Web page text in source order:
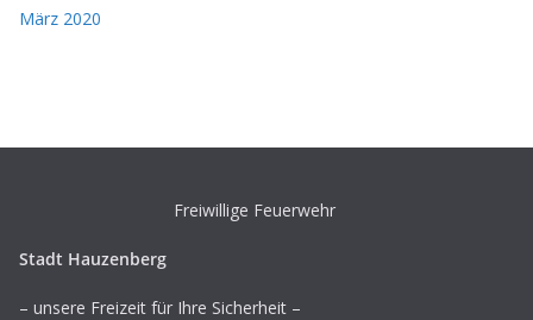
März 2020
Freiwillige Feuerwehr
Stadt Hauzenberg
– unsere Freizeit für Ihre Sicherheit –